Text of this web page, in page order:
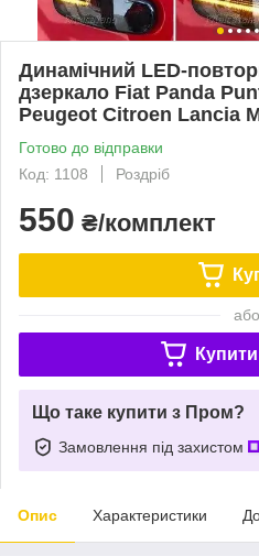
Динамічний LED-
дзеркало Fiat Panda
Peugeot Citroen Lancia
Готово до відправки
Код: 1108
Роздріб
550 ₴/комплект
або
Що таке купити з Пром?
Замовлення під захистом
Опис Характеристики